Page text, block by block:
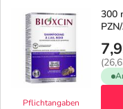
Pflichtangaben
300